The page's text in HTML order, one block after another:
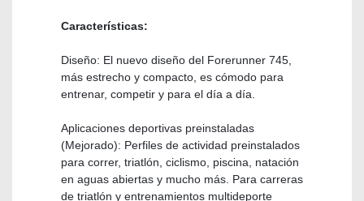
Características:
Diseño: El nuevo diseño del Forerunner 745,
más estrecho y compacto, es cómodo para
entrenar, competir y para el día a día.
Aplicaciones deportivas preinstaladas
(Mejorado): Perfiles de actividad preinstalados
para correr, triatlón, ciclismo, piscina, natación
en aguas abiertas y mucho más. Para carreras
de triatlón y entrenamientos multideporte